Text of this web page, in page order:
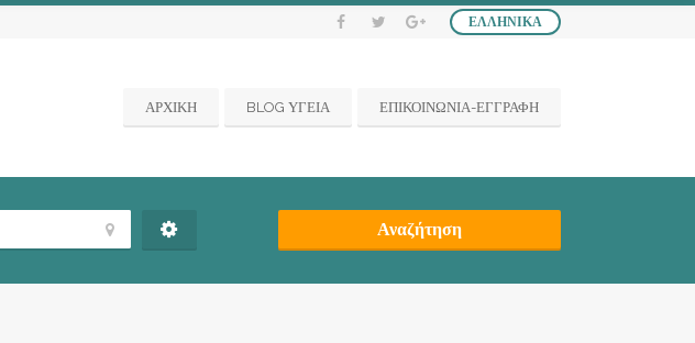
ΕΛΛΗΝΙΚΆ
ΑΡΧΙΚΗ BLOG ΥΓΕΙΑ ΕΠΙΚΟΙΝΩΝΙΑ-ΕΓΓΡΑΦΗ
Αναζήτηση